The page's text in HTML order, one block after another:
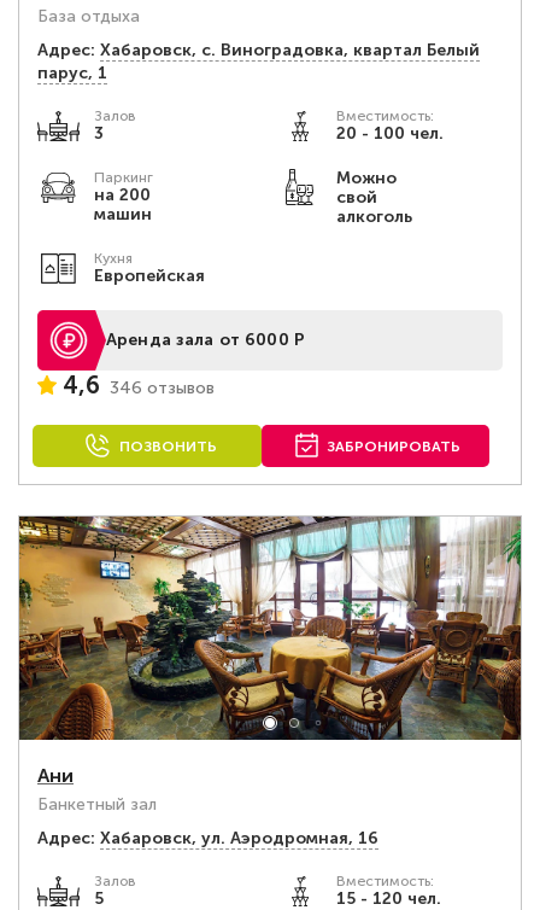
База отдыха
Адрес: Хабаровск, с. Виноградовка, квартал Белый
парус, 1
Залов
3
Вместимость:
20 - 100 чел.
Паркинг
на 200
машин
Можно
свой
алкоголь
Кухня
Европейская
Аренда зала от 6000 Р
4,6 346 отзывов
ПОЗВОНИТЬ ЗАБРОНИРОВАТЬ
Ани
Банкетный зал
Адрес: Хабаровск, ул. Аэродромная, 16
Залов
5
Вместимость:
15 - 120 чел.